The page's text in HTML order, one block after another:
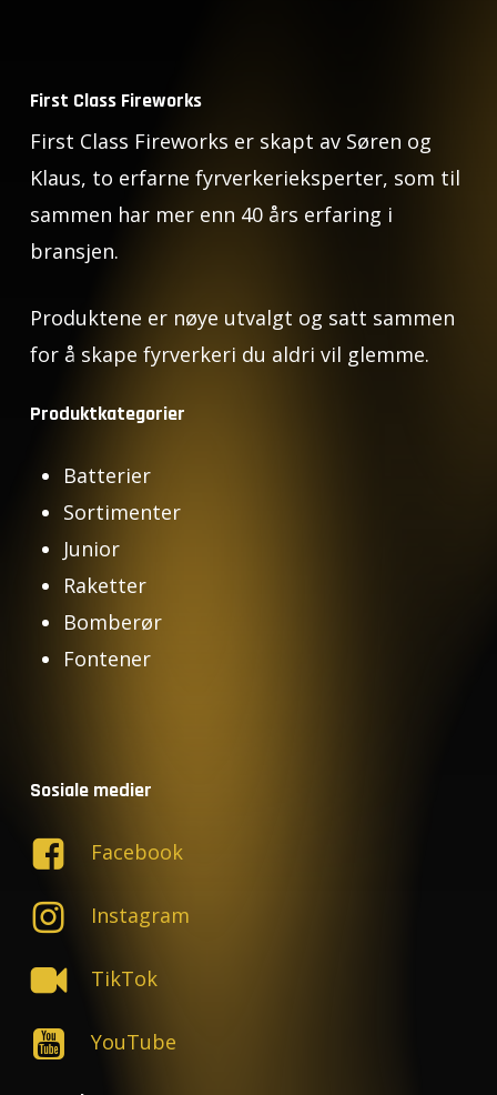
First Class Fireworks
First Class Fireworks er skapt av Søren og
Klaus, to erfarne fyrverkerieksperter, som til
sammen har mer enn 40 års erfaring i
bransjen.
Produktene er nøye utvalgt og satt sammen
for å skape fyrverkeri du aldri vil glemme.
Produktkategorier
Batterier
Sortimenter
Junior
Raketter
Bomberør
Fontener
Sosiale medier
Facebook
Instagram
TikTok
YouTube